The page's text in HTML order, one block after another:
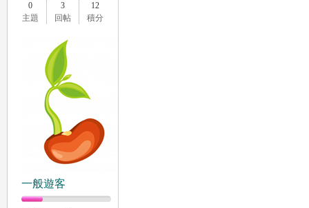
0
主題
3
回帖
12
積分
一般遊客